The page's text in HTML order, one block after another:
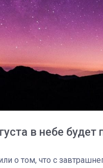
в небе
о том, что с